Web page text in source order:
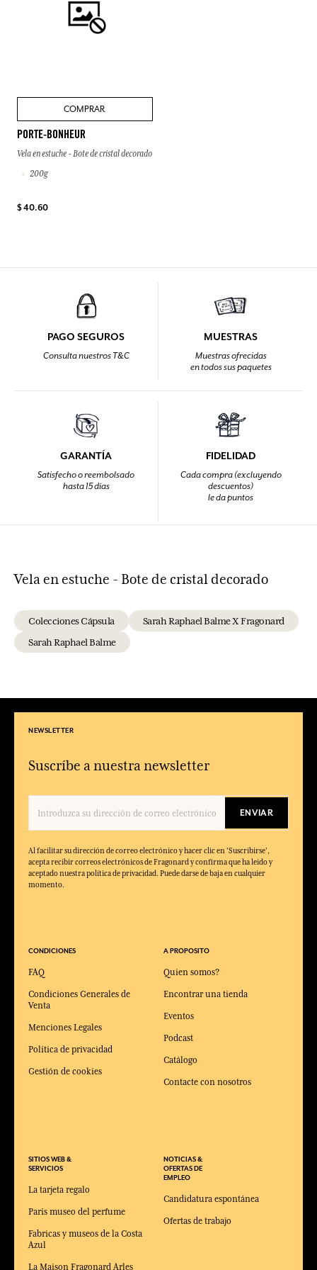
COMPRAR
PORTE-BONHEUR
Vela en estuche - Bote de cristal decorado
200g
$ 40.60
PAGO SEGUROS
Consulta nuestros T&C
MUESTRAS
Muestras ofrecidas
en todos sus paquetes
GARANTÍA
Satisfecho o reembolsado
hasta 15 días
FIDELIDAD
Cada compra (excluyendo
descuentos)
le da puntos
Vela en estuche - Bote de cristal decorado
Colecciones Cápsula
Sarah Raphael Balme X Fragonard
Sarah Raphael Balme
NEWSLETTER
Suscríbe a nuestra newsletter
ENVIAR
Al facilitar su dirección de correo electrónico y hacer clic en 'Suscribirse',
acepta recibir correos electrónicos de Fragonard y confirma que ha leído y
aceptado nuestra política de privacidad. Puede darse de baja en cualquier
momento.
CONDICIONES
FAQ
Condiciones Generales de
Venta
Menciones Legales
Política de privacidad
Gestión de cookies
SITIOS WEB &
SERVICIOS
La tarjeta regalo
Paris museo del perfume
Fabricas y museos de la Costa
Azul
La Maison Fragonard Arles
A PROPOSITO
Quien somos?
Encontrar una tienda
Eventos
Podcast
Catálogo
Contacte con nosotros
NOTICIAS &
OFERTAS DE
EMPLEO
Candidatura espontánea
Ofertas de trabajo